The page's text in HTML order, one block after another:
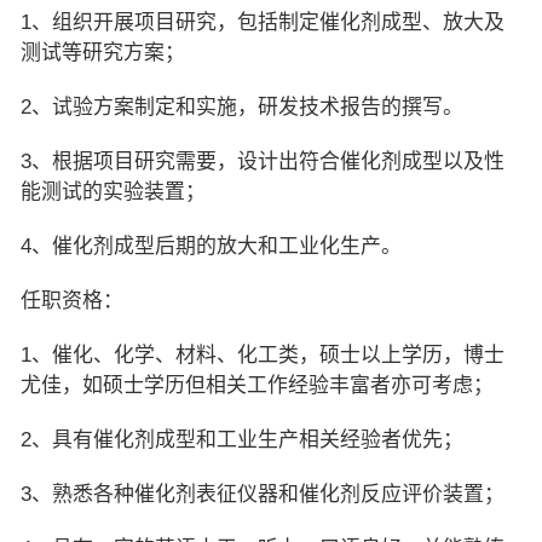
1、组织开展项目研究，包括制定催化剂成型、放大及
测试等研究方案；
2、试验方案制定和实施，研发技术报告的撰写。
3、根据项目研究需要，设计出符合催化剂成型以及性
能测试的实验装置；
4、催化剂成型后期的放大和工业化生产。
任职资格：
1、催化、化学、材料、化工类，硕士以上学历，博士
尤佳，如硕士学历但相关工作经验丰富者亦可考虑；
2、具有催化剂成型和工业生产相关经验者优先；
3、熟悉各种催化剂表征仪器和催化剂反应评价装置；